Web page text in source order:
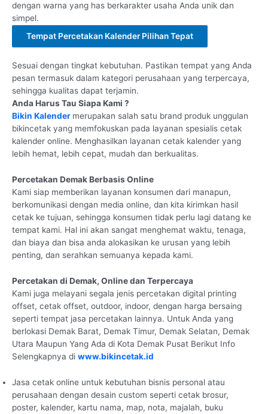
dengan warna yang has berkarakter usaha Anda unik dan
simpel.
Tempat Percetakan Kalender Pilihan Tepat
Sesuai dengan tingkat kebutuhan. Pastikan tempat yang Anda
pesan termasuk dalam kategori perusahaan yang terpercaya,
sehingga kualitas dapat terjamin.
Anda Harus Tau Siapa Kami ?
Bikin Kalender merupakan salah satu brand produk unggulan
bikincetak yang memfokuskan pada layanan spesialis cetak
kalender online. Menghasilkan layanan cetak kalender yang
lebih hemat, lebih cepat, mudah dan berkualitas.
Percetakan Demak Berbasis Online
Kami siap memberikan layanan konsumen dari manapun,
berkomunikasi dengan media online, dan kita kirimkan hasil
cetak ke tujuan, sehingga konsumen tidak perlu lagi datang ke
tempat kami. Hal ini akan sangat menghemat waktu, tenaga,
dan biaya dan bisa anda alokasikan ke urusan yang lebih
penting, dan serahkan semuanya kepada kami.
Percetakan di Demak, Online dan Terpercaya
Kami juga melayani segala jenis percetakan digital printing
offset, cetak offset, outdoor, indoor, dengan harga bersaing
seperti tempat jasa percetakan lainnya. Untuk Anda yang
berlokasi Demak Barat, Demak Timur, Demak Selatan, Demak
Utara Maupun Yang Ada di Kota Demak Pusat Berikut Info
Selengkapnya di www.bikincetak.id
Jasa cetak online untuk kebutuhan bisnis personal atau
perusahaan dengan desain custom seperti cetak brosur,
poster, kalender, kartu nama, map, nota, majalah, buku